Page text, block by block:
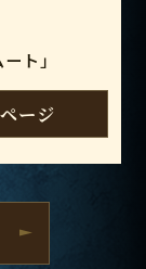
ト」
ージ